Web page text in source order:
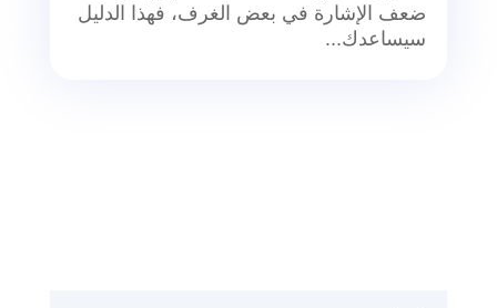
ضعف الإشارة في بعض الغرف، فهذا الدليل
سيساعدك...